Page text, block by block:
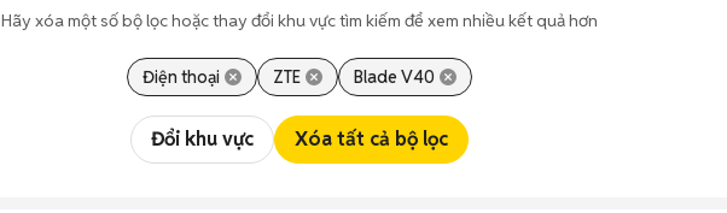
Hãy xóa một số bộ lọc hoặc thay đổi khu vực tìm kiếm để xem nhiều kết quả hơn
Điện thoại ZTE Blade V40
Đổi khu vực Xóa tất cả bộ lọc